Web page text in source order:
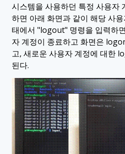
시스템을 사용하던 특정 사용자
하면 아래 화면과 같이 해당 사
태에서 "logout" 명령을 입력하
자 계정이 종료하고 화면은
고, 새로운 사용자 계정에 대한
된다.